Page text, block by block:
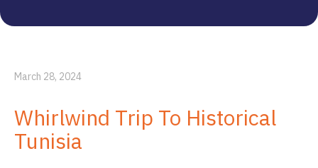
March 28, 2024
Whirlwind Trip To Historical
Tunisia